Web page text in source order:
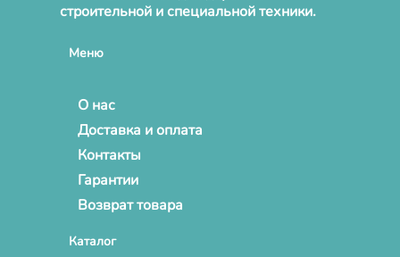
строительной и специальной техники.
Меню
О нас
Доставка и оплата
Контакты
Гарантии
Возврат товара
Каталог